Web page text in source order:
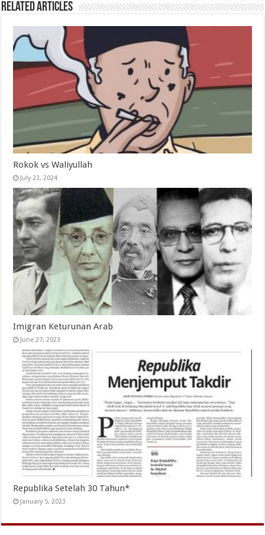
Related Articles
Rokok vs Waliyullah
July 23, 2024
Imigran Keturunan Arab
June 27, 2023
Republika Setelah 30 Tahun*
January 5, 2023